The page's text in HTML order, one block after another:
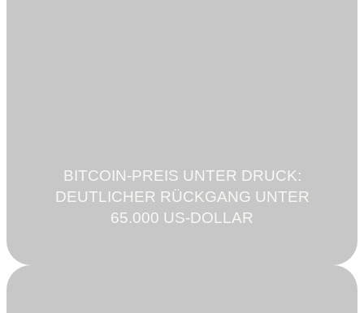
BITCOIN-PREIS UNTER DRUCK:
DEUTLICHER RÜCKGANG UNTER
65.000 US-DOLLAR